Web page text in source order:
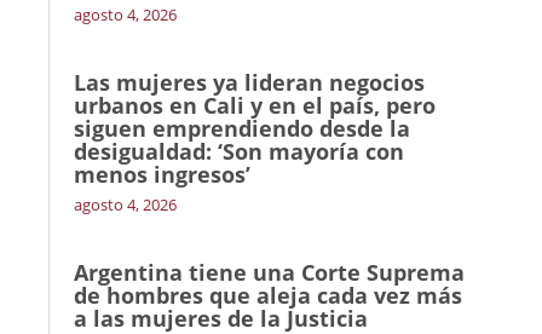
agosto 4, 2026
Las mujeres ya lideran negocios
urbanos en Cali y en el país, pero
siguen emprendiendo desde la
desigualdad: ‘Son mayoría con
menos ingresos’
agosto 4, 2026
Argentina tiene una Corte Suprema
de hombres que aleja cada vez más
a las mujeres de la Justicia